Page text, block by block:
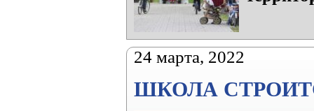
24 марта, 2022
ШКОЛА